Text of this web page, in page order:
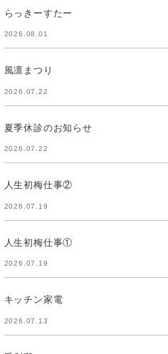
らっきーすたー
2026.08.01
風凛まつり
2026.07.22
夏季休診のお知らせ
2026.07.22
人生初梅仕事②
2026.07.19
人生初梅仕事①
2026.07.19
キッチン家電
2026.07.13